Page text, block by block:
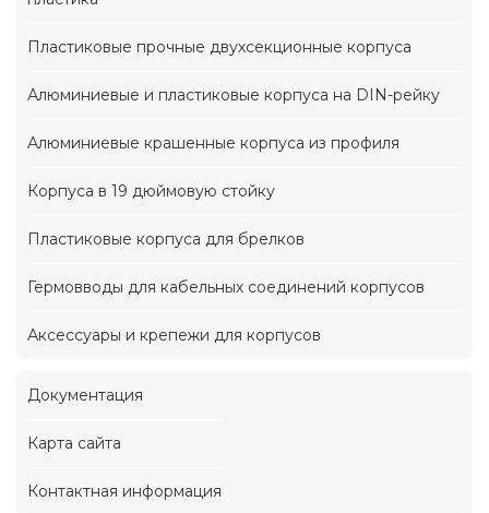
Пластиковые прочные двухсекционные корпуса
Алюминиевые и пластиковые корпуса на DIN-рейку
Алюминиевые крашенные корпуса из профиля
Корпуса в 19 дюймовую стойку
Пластиковые корпуса для брелков
Гермовводы для кабельных соединений корпусов
Аксессуары и крепежи для корпусов
Документация
Карта сайта
Контактная информация